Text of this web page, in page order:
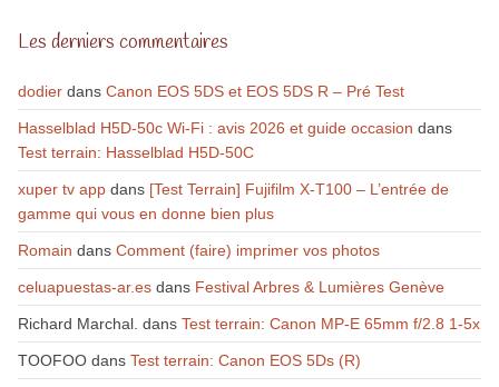
Les derniers commentaires
dodierdans Canon EOS 5DS et EOS 5DS R – Pré Test
Hasselblad H5D-50c Wi-Fi : avis 2026 et guide occasion dans
Test terrain: Hasselblad H5D-50C
xuper tv appdans [Test Terrain] Fujifilm X-T100 – L’entrée de
gamme qui vous en donne bien plus
Romain dans Comment (faire) imprimer vos photos
celuapuestas-ar.esdans Festival Arbres & Lumières Genève
Richard Marchal. dans Test terrain: Canon MP-E 65mm f/2.8 1-5x
TOOFOOdans Test terrain: Canon EOS 5Ds (R)